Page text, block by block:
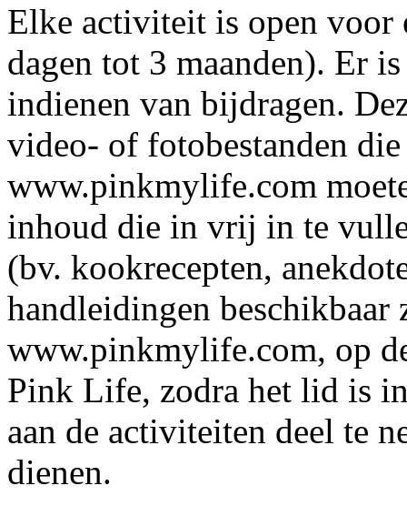
Elke activiteit is open voor
dagen tot 3 maanden). Er
indienen van bijdragen.
video- of fotobestanden
www.pinkmylife.com
inhoud die in vrij in te
(bv. kookrecepten,
handleidingen beschikbaar
www.pinkmylife.com, op
Pink Life, zodra het lid is
aan de activiteiten deel te
dienen.